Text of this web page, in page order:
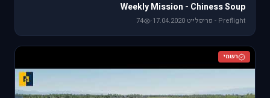
Weekly Mission - Chiness Soup
Preflight - פריפלייט ·
17.04.2020
·
74
רשמי